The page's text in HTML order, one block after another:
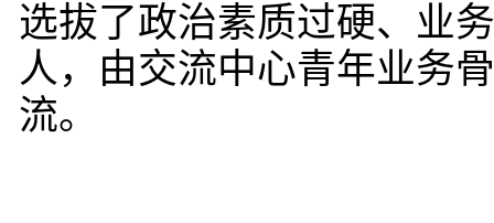
选拔了政治素质过硬、业
人，由交流中心青年业务
流。